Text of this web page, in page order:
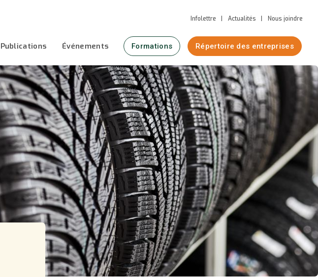
Infolettre Actualités Nous joindre
Publications Événements Formations Répertoire des entreprises